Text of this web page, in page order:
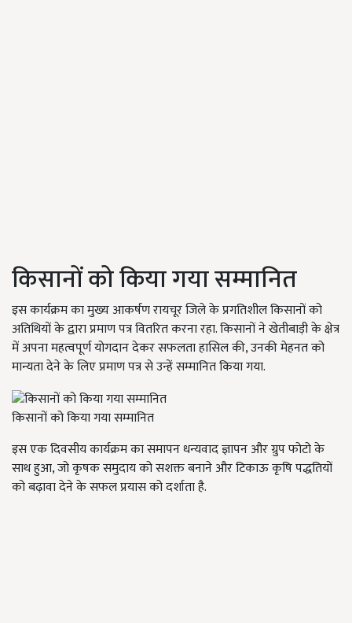
किसानों को किया गया सम्मानित
इस कार्यक्रम का मुख्य आकर्षण रायचूर जिले के प्रगतिशील किसानों को
अतिथियों के द्वारा प्रमाण पत्र वितरित करना रहा. किसानों ने खेतीबाड़ी के क्षेत्र
में अपना महत्वपूर्ण योगदान देकर सफलता हासिल की, उनकी मेहनत को
मान्यता देने के लिए प्रमाण पत्र से उन्हें सम्मानित किया गया.
किसानों को किया गया सम्मानित
इस एक दिवसीय कार्यक्रम का समापन धन्यवाद ज्ञापन और ग्रुप फोटो के
साथ हुआ, जो कृषक समुदाय को सशक्त बनाने और टिकाऊ कृषि पद्धतियों
को बढ़ावा देने के सफल प्रयास को दर्शाता है.